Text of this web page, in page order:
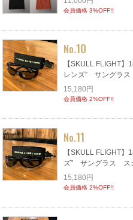
会員価格 3%OFF!!
No.10
【SKULL FLIGHT
レンズ” サングラス
15,180円
会員価格 2%OFF!!
No.11
【SKULL FLIGHT
ズ” サングラス ス
15,180円
会員価格 2%OFF!!